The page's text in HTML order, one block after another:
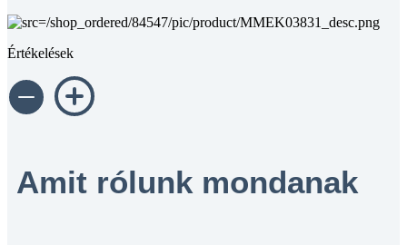
Értékelések
Amit rólunk mondanak